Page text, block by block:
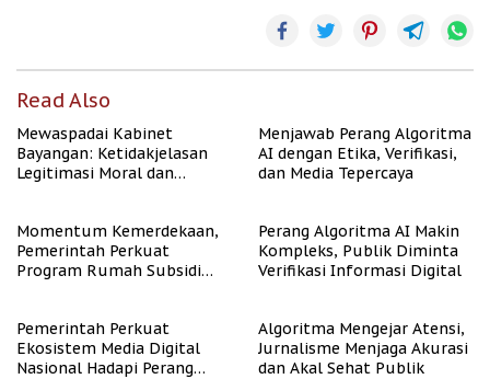
Read Also
Mewaspadai Kabinet
Bayangan: Ketidakjelasan
Legitimasi Moral dan
Menjawab Perang Algoritma
AI dengan Etika, Verifikasi,
dan Media Tepercaya
Momentum Kemerdekaan,
Pemerintah Perkuat
Program Rumah Subsidi
Perang Algoritma AI Makin
Kompleks, Publik Diminta
Verifikasi Informasi Digital
Pemerintah Perkuat
Ekosistem Media Digital
Nasional Hadapi Perang
Algoritma Mengejar Atensi,
Jurnalisme Menjaga Akurasi
dan Akal Sehat Publik